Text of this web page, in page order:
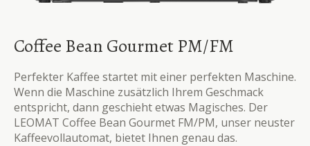
Coffee Bean Gourmet PM/FM
Perfekter Kaffee startet mit einer perfekten Maschine.
Wenn die Maschine zusätzlich Ihrem Geschmack
entspricht, dann geschieht etwas Magisches. Der
LEOMAT Coffee Bean Gourmet FM/PM, unser neuster
Kaffeevollautomat, bietet Ihnen genau das.